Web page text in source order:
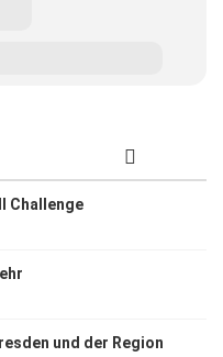
Challenge
und der Region